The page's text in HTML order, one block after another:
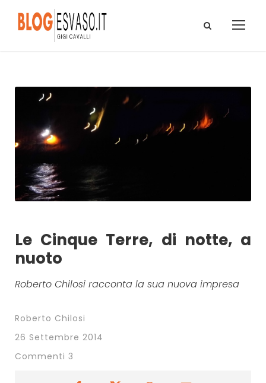
Le Cinque Terre, di notte, a
nuoto
Roberto Chilosi racconta la sua nuova impresa
Roberto Chilosi
26 Settembre 2014
Commenti 3